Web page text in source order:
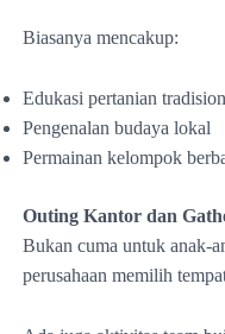
Biasanya mencakup:
Edukasi pertanian
Pengenalan budaya lokal
Permainan kelompok
Outing Kantor dan
Bukan cuma untuk anak-
perusahaan memilih